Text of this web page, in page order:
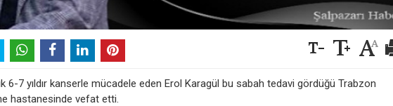
6-7 yıldır kanserle mücadele eden Erol Karagül bu sabah tedavi gördüğü Trabzon
hastanesinde vefat etti.